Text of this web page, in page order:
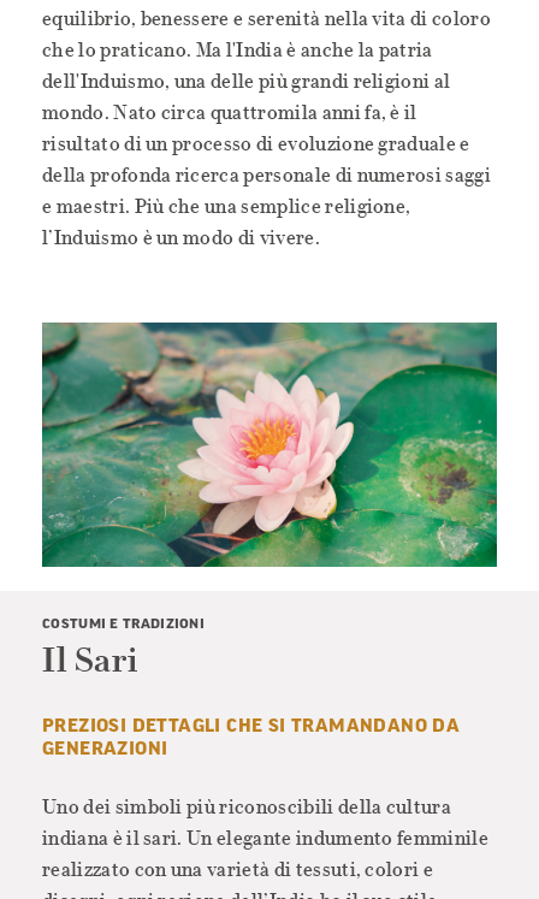
equilibrio, benessere e serenità nella vita di coloro
che lo praticano. Ma l'India è anche la patria
dell'Induismo, una delle più grandi religioni al
mondo. Nato circa quattromila anni fa, è il
risultato di un processo di evoluzione graduale e
della profonda ricerca personale di numerosi saggi
e maestri. Più che una semplice religione,
l’Induismo è un modo di vivere.
COSTUMI E TRADIZIONI
Il Sari
PREZIOSI DETTAGLI CHE SI TRAMANDANO DA
GENERAZIONI
Uno dei simboli più riconoscibili della cultura
indiana è il sari. Un elegante indumento femminile
realizzato con una varietà di tessuti, colori e